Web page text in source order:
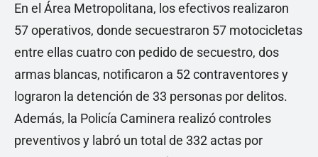
En el Área Metropolitana, los efectivos realizaron
57 operativos, donde secuestraron 57 motocicletas
entre ellas cuatro con pedido de secuestro, dos
armas blancas, notificaron a 52 contraventores y
lograron la detención de 33 personas por delitos.
Además, la Policía Caminera realizó controles
preventivos y labró un total de 332 actas por